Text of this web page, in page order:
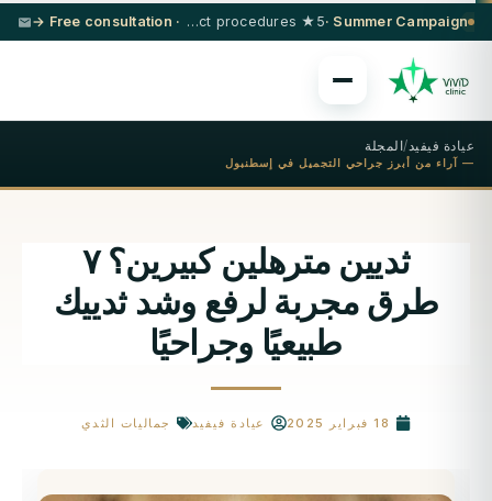
Summer Campaign ·
5★ hotel + VIP transfer on select procedures
· Free consultation →
عيادة فيفيد/المجلة
— آراء من أبرز جراحي التجميل في إسطنبول
ثديين مترهلين كبيرين؟ ٧
طرق مجربة لرفع وشد ثدييك
طبيعيًا وجراحيًا
18 فبراير 2025 عيادة فيفيد جماليات الثدي